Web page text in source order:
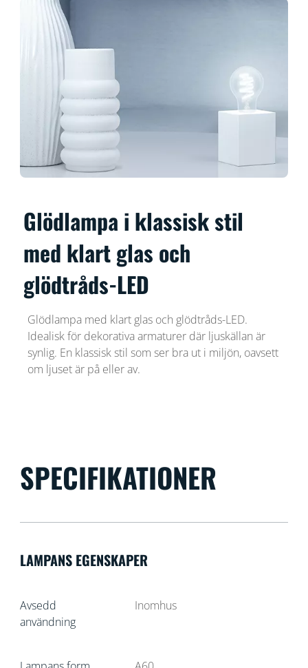
Glödlampa i klassisk stil
med klart glas och
glödtråds-LED
Glödlampa med klart glas och glödtråds-LED.
Idealisk för dekorativa armaturer där ljuskällan är
synlig. En klassisk stil som ser bra ut i miljön, oavsett
om ljuset är på eller av.
SPECIFIKATIONER
LAMPANS EGENSKAPER
Avsedd
användning
Inomhus